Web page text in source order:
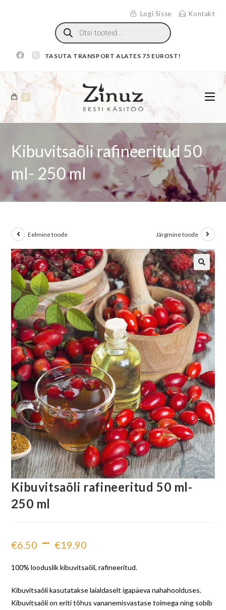
Logi Sisse Kontakt
TASUTA TRANSPORT ALATES 75 EUROST!
0
Kibuvitsaõli rafineeritud 50
ml- 250 ml
Eelmine toode Järgmine toode
Kibuvitsaõli rafineeritud 50 ml-
250 ml
€6.50 – €19.90
100% looduslik kibuvitsaõli, rafineeritud.
Kibuvitsaõli kasutatakse laialdaselt igapäeva nahahoolduses.
Kibuvitsaõli on eriti tõhus vananemisvastase toimega ning sobib